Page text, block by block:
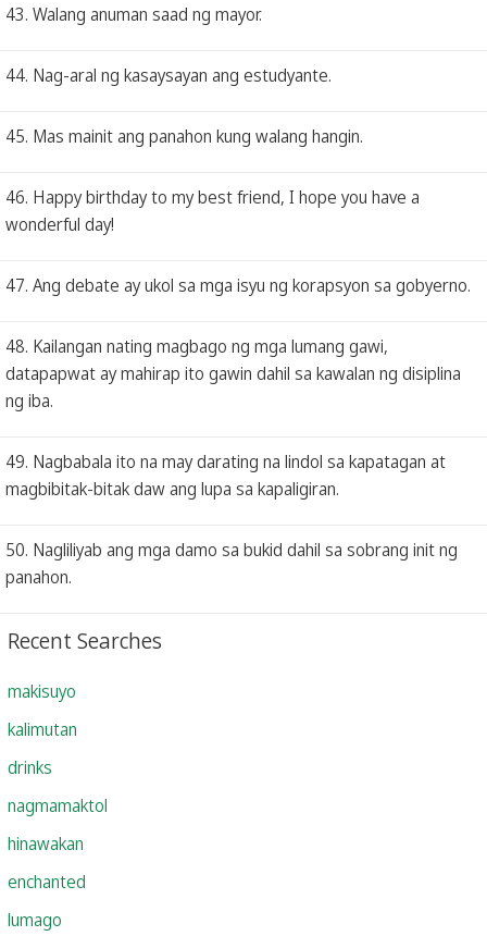
43. Walang anuman saad ng mayor.
44. Nag-aral ng kasaysayan ang estudyante.
45. Mas mainit ang panahon kung walang hangin.
46. Happy birthday to my best friend, I hope you have a
wonderful day!
47. Ang debate ay ukol sa mga isyu ng korapsyon sa gobyerno.
48. Kailangan nating magbago ng mga lumang gawi,
datapapwat ay mahirap ito gawin dahil sa kawalan ng disiplina
ng iba.
49. Nagbabala ito na may darating na lindol sa kapatagan at
magbibitak-bitak daw ang lupa sa kapaligiran.
50. Nagliliyab ang mga damo sa bukid dahil sa sobrang init ng
panahon.
Recent Searches
makisuyo
kalimutan
drinks
nagmamaktol
hinawakan
enchanted
lumago